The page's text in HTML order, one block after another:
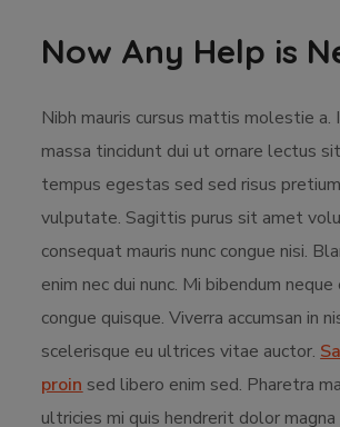
Now Any Help is
Nibh mauris cursus mattis molestie a.
massa tincidunt dui ut ornare lectus
tempus egestas sed sed risus
vulputate. Sagittis purus sit amet
consequat mauris nunc congue nisi.
enim nec dui nunc. Mi bibendum
congue quisque. Viverra accumsan in
scelerisque eu ultrices vitae auctor.
proin sed libero enim sed. Pharetra
ultricies mi quis hendrerit dolor